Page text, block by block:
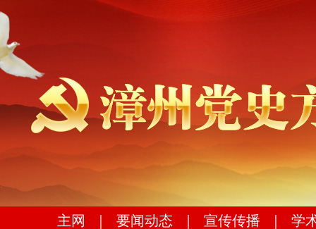
主网 要闻动态 宣传传播 学